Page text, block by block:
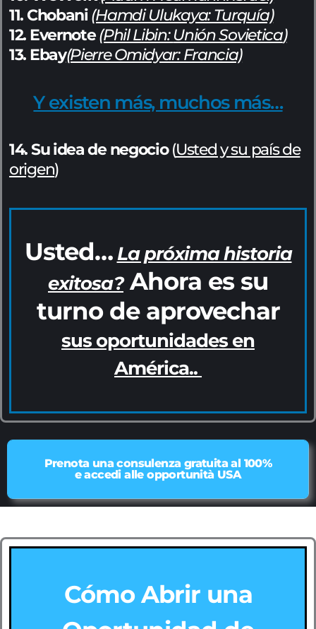
11. Chobani(Hamdi Ulukaya: Turquía)
12. Evernote(Phil Libin:Unión Sovietica)
13. Ebay(Pierre Omidyar: Francia)
Y existen más, muchos más…
14.Su idea de negocio(Usted y su país de
origen)
Usted… La próxima historia
exitosa?Ahora es su
turno de aprovechar
sus oportunidades en
América..
Prenota una consulenza gratuita al 100%
e accedi alle opportunità USA
Cómo Abrir una